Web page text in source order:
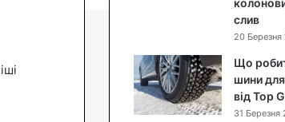
ч
я
м
слив
20
Що
шини
від Top
31 Березня